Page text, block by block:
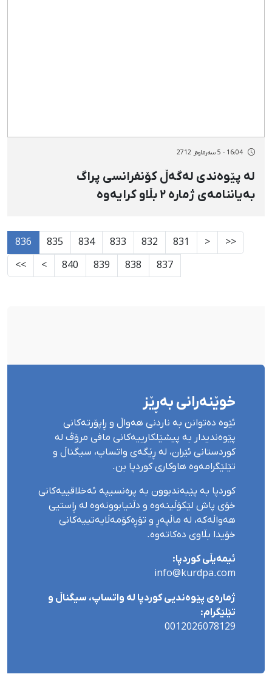
16:04 - 5 سەرماوەز 2712
لە پێوەندی لەگەڵ كۆنفرانسی پراگ
بەیاننامەی ژمارە ٢ بڵاو كرایەوە
<<
<
831
832
833
834
835
836
837
838
839
840
>
>>
خوێنەرانی بەڕێز
ئێوە دەتوانن بە ناردنی هەواڵ و ڕاپۆرتەکانی
پێوەندیدار بە پیشێلکارییەکانی مافی مرۆڤ لە
کوردستانی ئێران، لە ڕێگەی واتساپ، سیگناڵ و
تێلێگرامەوە هاوکاری کوردپا بن.
کوردپا بە پێبەندبوون بە پرەنسیپە ئەخلاقییەکانی
خۆی پاش لێکۆڵینەوە و دڵنیابوونەوە لە ڕاستیی
هەواڵەکە، لە ماڵپەڕ و تۆڕەکۆمەڵایەتییەکانی
خۆیدا بڵاوی دەکاتەوە.
ئیمەیڵی کوردپا:
info@kurdpa.com
ژمارەی پێوەندیی کوردپا لە واتساپ، سیگناڵ و
تێلێگرام:
0012026078129